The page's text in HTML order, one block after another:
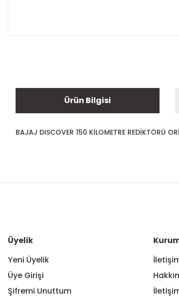
Ürün Bilgisi
BAJAJ DISCOVER 150 KİLOMETRE REDİKTÖRÜ
Ürün bilgilerinde hatalar bulunuyor.
Üyelik
Yeni Üyelik
Üye Girişi
Şifremi Unuttum